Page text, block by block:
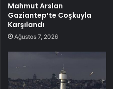
Mahmut Arslan
Gaziantep’te Coşkuyla
Karşılandı
Ağustos 7, 2026